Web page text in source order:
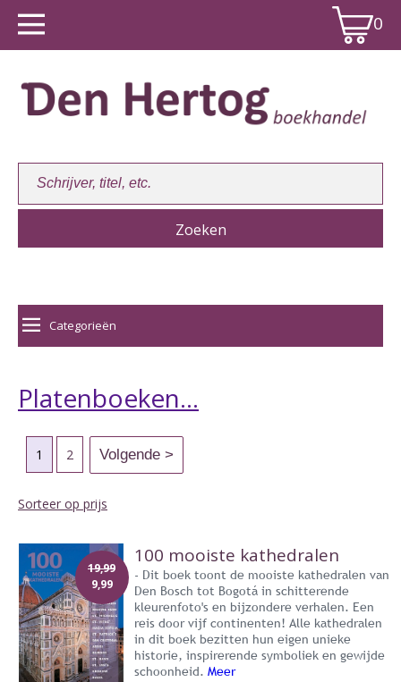
0
Winkelwagen:0
Categorieën
Platenboeken...
1 2
Sorteer op prijs
19,99
9,99
100 mooiste kathedralen
- Dit boek toont de mooiste kathedralen van
Den Bosch tot Bogotá in schitterende
kleurenfoto's en bijzondere verhalen. Een
reis door vijf continenten! Alle kathedralen
in dit boek bezitten hun eigen unieke
historie, inspirerende symboliek en gewijde
schoonheid. Meer